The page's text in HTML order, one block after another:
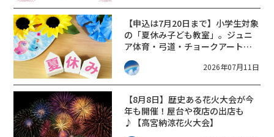
【申込は7月20日まで】小学生対象
の「夏休み子ども教室」。ジュニ
ア体育・弓道・チョークアート・
書き方教室が開講します。【プロ
シードアリーナHIKONE】2026年07月11日
【8月8日】歴史ある花火大会が今
年も開催！屋台や夜店の出店も
♪【高宮納涼花火大会】